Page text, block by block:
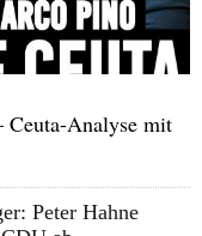
Ceuta-Analyse mit
Peter Hahne